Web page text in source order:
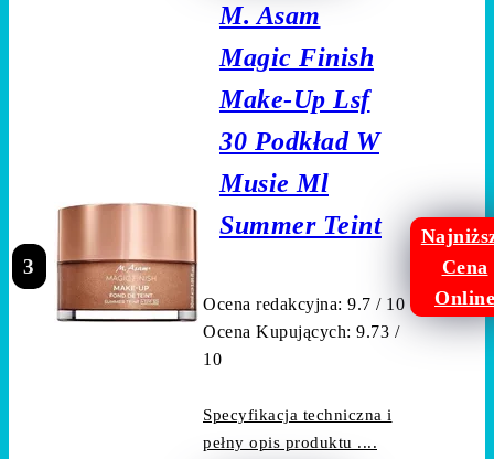
3
M. Asam
Magic Finish
Make-Up Lsf
30 Podkład W
Musie Ml
Summer Teint
Ocena redakcyjna: 9.7 / 10
Ocena Kupujących: 9.73 /
10
Specyfikacja techniczna i
pełny opis produktu ....
Cena
Online